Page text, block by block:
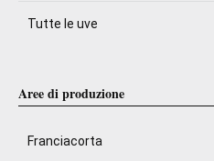
Tutte le uve
Aree di produzione
Franciacorta